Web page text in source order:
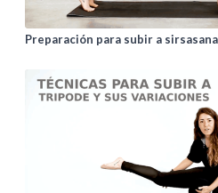
Preparación para subir a sirsasana